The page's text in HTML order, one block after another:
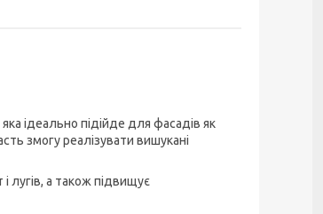
ідеально підійде для фасадів як
змогу реалізувати вишукані
лугів, а також підвищує